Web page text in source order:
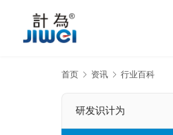
首页 资讯 行业百科
研发识计为